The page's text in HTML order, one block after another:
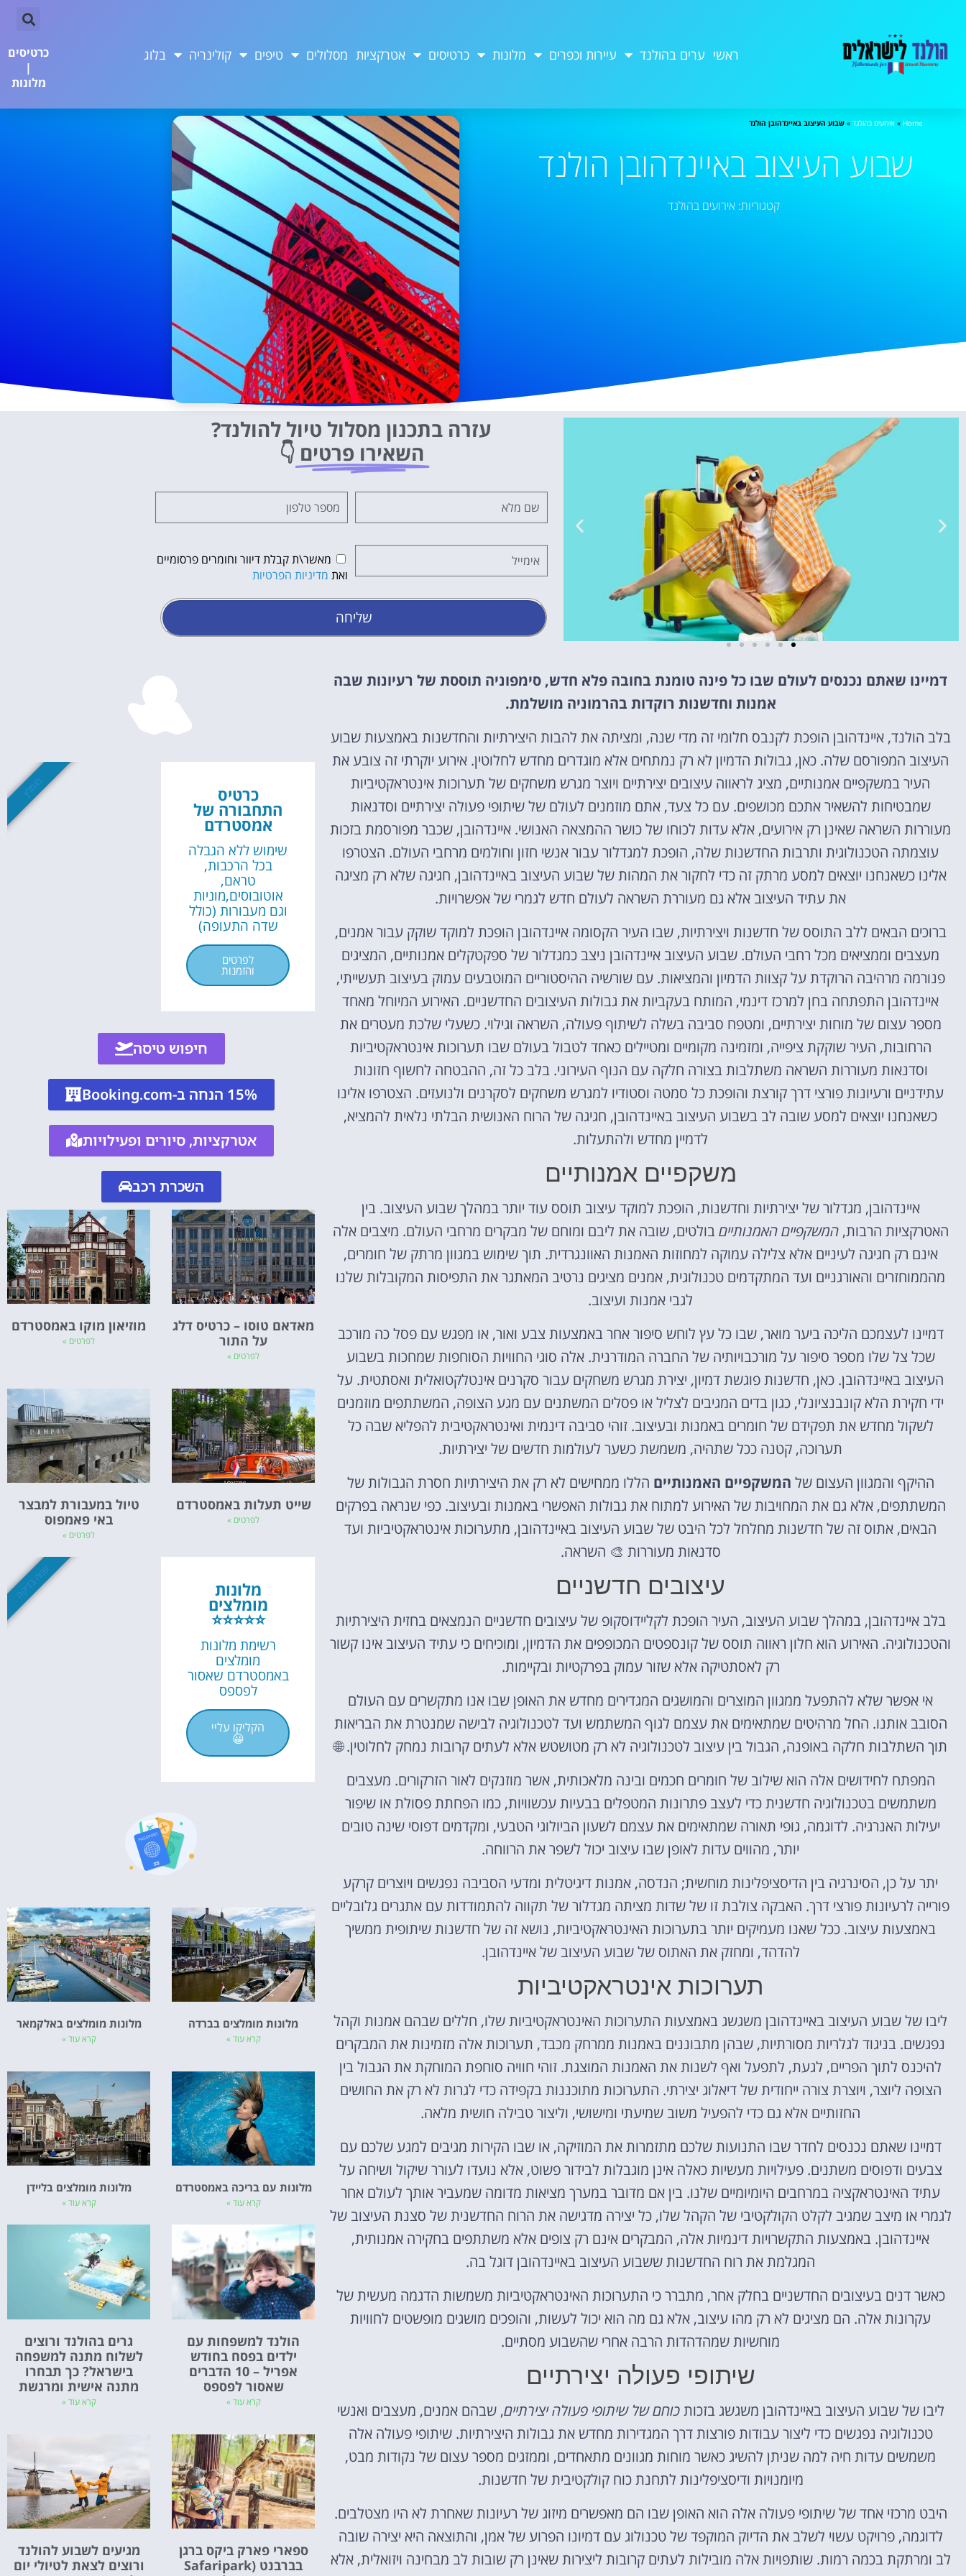
ראשי ערים בהולנד עיירות וכפרים מלונות כרטיסים אטרקציות מסלולים טיפים קולינריה בלוג
כרטיסים
|
מלונות
Home
» אירועים בהולנד » שבוע העיצוב באיינדהובן הולנד
שבוע העיצוב באיינדהובן הולנד
קטגוריות: אירועים בהולנד
מציאת מלון
מומלץ?
לחצו
פה!
וסיורים
הפעילויות השוות ביותר
לחצו פה! לחצו פה!
עזרה בתכנון מסלול טיול להולנד?
השאירו פרטים 👇
מאשר\ת קבלת דיוור וחומרים פרסומיים
ואת מדיניות הפרטיות
שליחה
דמיינו שאתם נכנסים לעולם שבו כל פינה טומנת בחובה פלא חדש, סימפוניה תוססת של רעיונות שבה
אמנות וחדשנות רוקדות בהרמוניה מושלמת.
בלב הולנד, איינדהובן הופכת לקנבס חלומי זה מדי שנה, ומציתה את להבות היצירתיות והחדשנות באמצעות שבוע
העיצוב המפורסם שלה. כאן, גבולות הדמיון לא רק נמתחים אלא מוגדרים מחדש לחלוטין. אירוע יוקרתי זה צובע את
העיר במשקפיים אמנותיים, מציג לראווה עיצובים יצירתיים ויוצר מגרש משחקים של תערוכות אינטראקטיביות
שמבטיחות להשאיר אתכם מכושפים. עם כל צעד, אתם מוזמנים לעולם של שיתופי פעולה יצירתיים וסדנאות
מעוררות השראה שאינן רק אירועים, אלא עדות לכוחו של כושר ההמצאה האנושי. איינדהובן, שכבר מפורסמת בזכות
עוצמתה הטכנולוגית ותרבות החדשנות שלה, הופכת למגדלור עבור אנשי חזון וחולמים מרחבי העולם. הצטרפו
אלינו כשאנחנו יוצאים למסע מרתק זה כדי לחקור את המהות של שבוע העיצוב באיינדהובן, חגיגה שלא רק מציגה
את עתיד העיצוב אלא גם מעוררת השראה לעולם חדש לגמרי של אפשרויות.
ברוכים הבאים ללב התוסס של חדשנות ויצירתיות, שבו העיר הקסומה איינדהובן הופכת למוקד שוקק עבור אמנים,
מעצבים וממציאים מכל רחבי העולם. שבוע העיצוב איינדהובן ניצב כמגדלור של ספקטקלים אמנותיים, המציגים
פנורמה מרהיבה הרוקדת על קצוות הדמיון והמציאות. עם שורשיה ההיסטוריים המוטבעים עמוק בעיצוב תעשייתי,
איינדהובן התפתחה בחן למרכז דינמי, המותח בעקביות את גבולות העיצובים החדשניים. האירוע המיוחל מאחד
מספר עצום של מוחות יצירתיים, ומטפח סביבה בשלה לשיתוף פעולה, השראה וגילוי. כשעלי שלכת מעטרים את
הרחובות, העיר שוקקת ציפייה, ומזמינה מקומיים ומטיילים כאחד לטבול בעולם שבו תערוכות אינטראקטיביות
וסדנאות מעוררות השראה משתלבות בצורה חלקה עם הנוף העירוני. בלב כל זה, ההבטחה לחשוף חזונות
עתידניים ורעיונות פורצי דרך קורצת והופכת כל סמטה וסטודיו למגרש משחקים לסקרנים ולנועזים. הצטרפו אלינו
כשאנחנו יוצאים למסע שובה לב בשבוע העיצוב באיינדהובן, חגיגה של הרוח האנושית הבלתי נלאית להמציא,
לדמיין מחדש ולהתעלות.
משקפיים אמנותיים
איינדהובן, מגדלור של יצירתיות וחדשנות, הופכת למוקד עיצוב תוסס עוד יותר במהלך שבוע העיצוב. בין
האטרקציות הרבות,המשקפיים האמנותייםבולטים, שובה את ליבם ומוחם של מבקרים מרחבי העולם. מיצבים אלה
אינם רק חגיגה לעיניים אלא צלילה עמוקה למחוזות האמנות האוונגרדית. תוך שימוש במגוון מרתק של חומרים,
מהממוחזרים והאורגניים ועד המתקדמים טכנולוגית, אמנים מציגים נרטיב המאתגר את התפיסות המקובלות שלנו
לגבי אמנות ועיצוב.
דמיינו לעצמכם הליכה ביער מואר, שבו כל עץ לוחש סיפור אחר באמצעות צבע ואור, או מפגש עם פסל כה מורכב
שכל צל שלו מספר סיפור על מורכבויותיה של החברה המודרנית. אלה סוגי החוויות הסוחפות שמחכות בשבוע
העיצוב באיינדהובן. כאן, חדשנות פוגשת דמיון, יצירת מגרש משחקים עבור סקרנים אינטלקטואלית ואסתטית. על
ידי חקירת הלא קונבנציונלי, כגון בדים המגיבים לצליל או פסלים המשתנים עם מגע הצופה, המשתתפים מוזמנים
לשקול מחדש את תפקידם של חומרים באמנות ובעיצוב. זוהי סביבה דינמית ואינטראקטיבית להפליא שבה כל
תערוכה, קטנה ככל שתהיה, משמשת כשער לעולמות חדשים של יצירתיות.
ההיקף והמגוון העצום של המשקפיים האמנותיים הללו ממחישים לא רק את היצירתיות חסרת הגבולות של
המשתתפים, אלא גם את המחויבות של האירוע למתוח את גבולות האפשרי באמנות ובעיצוב. כפי שנראה בפרקים
הבאים, אתוס זה של חדשנות מחלחל לכל היבט של שבוע העיצוב באיינדהובן, מתערוכות אינטראקטיביות ועד
סדנאות מעוררות 🎨 השראה.
עיצובים חדשניים
בלב איינדהובן, במהלך שבוע העיצוב, העיר הופכת לקליידוסקופ של עיצובים חדשניים הנמצאים בחזית היצירתיות
והטכנולוגיה. האירוע הוא חלון ראווה תוסס של קונספטים המכופפים את הדמיון, ומוכיחים כי עתיד העיצוב אינו קשור
רק לאסתטיקה אלא שזור עמוק בפרקטיות ובקיימות.
אי אפשר שלא להתפעל ממגוון המוצרים והמושגים המגדירים מחדש את האופן שבו אנו מתקשרים עם העולם
הסובב אותנו. החל מרהיטים שמתאימים את עצמם לגוף המשתמש ועד לטכנולוגיה לבישה שמנטרת את הבריאות
תוך השתלבות חלקה באופנה, הגבול בין עיצוב לטכנולוגיה לא רק מטושטש אלא לעתים קרובות נמחק לחלוטין. 🌐
המפתח לחידושים אלה הוא שילוב של חומרים חכמים ובינה מלאכותית, אשר מוזנקים לאור הזרקורים. מעצבים
משתמשים בטכנולוגיה חדשנית כדי לעצב פתרונות המטפלים בבעיות עכשוויות, כמו הפחתת פסולת או שיפור
יעילות האנרגיה. לדוגמה, גופי תאורה שמתאימים את עצמם לשעון הביולוגי הטבעי, ומקדמים דפוסי שינה טובים
יותר, מהווים עדות לאופן שבו עיצוב יכול לשפר את הרווחה.
יתר על כן, הסינרגיה בין הדיסציפלינות מוחשית; הנדסה, אמנות דיגיטלית ומדעי הסביבה נפגשים ויוצרים קרקע
פורייה לרעיונות פורצי דרך. האבקה צולבת זו של שדות מציתה מגדלור של תקווה להתמודדות עם אתגרים גלובליים
באמצעות עיצוב. ככל שאנו מעמיקים יותר בתערוכות האינטראקטיביות, נושא זה של חדשנות שיתופית ממשיך
להדהד, ומחזק את האתוס של שבוע העיצוב של איינדהובן.
תערוכות אינטראקטיביות
ליבו של שבוע העיצוב באיינדהובן משגשג באמצעות התערוכות האינטראקטיביות שלו, חללים שבהם אמנות וקהל
נפגשים. בניגוד לגלריות מסורתיות, שבהן מתבוננים באמנות ממרחק מכבד, תערוכות אלה מזמינות את המבקרים
להיכנס לתוך הפריים, לגעת, לתפעל ואף לשנות את האמנות המוצגת. זוהי חוויה סוחפת המוחקת את הגבול בין
הצופה ליוצר, ויוצרת צורה ייחודית של דיאלוג יצירתי. התערוכות מתוכננות בקפידה כדי לגרות לא רק את החושים
החזותיים אלא גם כדי להפעיל משוב שמיעתי ומישושי, וליצור טבילה חושית מלאה.
דמיינו שאתם נכנסים לחדר שבו התנועות שלכם מתזמרות את המוזיקה, או שבו הקירות מגיבים למגע שלכם עם
צבעים ודפוסים משתנים. פעילויות מעשיות כאלה אינן מוגבלות לבידור פשוט, אלא נועדו לעורר שיקול ושיחה על
עתיד האינטראקציה במרחבים היומיומיים שלנו. בין אם מדובר במערך מציאות מדומה שמעביר אותך לעולם אחר
לגמרי או מיצב שמגיב לקלט הקולקטיבי של הקהל שלו, כל יצירה מדגישה את הרוח החדשנית של סצנת העיצוב של
איינדהובן. באמצעות התקשרויות דינמיות אלה, המבקרים אינם רק צופים אלא משתתפים בחקירה אמנותית,
המגלמת את רוח החדשנות ששבוע העיצוב באיינדהובן דוגל בה.
כאשר דנים בעיצובים החדשניים בחלק אחר, מתברר כי התערוכות האינטראקטיביות משמשות הדגמה מעשית של
עקרונות אלה. הם מציגים לא רק מהו עיצוב, אלא גם מה הוא יכול לעשות, והופכים מושגים מופשטים לחוויות
מוחשיות שמהדהדות הרבה אחרי שהשבוע מסתיים.
שיתופי פעולה יצירתיים
ליבו של שבוע העיצוב באיינדהובן משגשג בזכותכוחם של שיתופי פעולה יצירתיים, שבהם אמנים, מעצבים ואנשי
טכנולוגיה נפגשים כדי ליצור עבודות פורצות דרך המגדירות מחדש את גבולות היצירתיות. שיתופי פעולה אלה
משמשים עדות חיה למה שניתן להשיג כאשר מוחות מגוונים מתאחדים, וממזגים מספר עצום של נקודות מבט,
מיומנויות ודיסציפלינות לתחנת כוח קולקטיבית של חדשנות.
היבט מרכזי אחד של שיתופי פעולה אלה הוא האופן שבו הם מאפשרים מיזוג של רעיונות שאחרת לא היו מצטלבים.
לדוגמה, פרויקט עשוי לשלב את הדיוק המוקפד של טכנולוג עם דמיונו הפרוע של אמן, והתוצאה היא יצירה שובה
לב ומרתקת בכמה רמות. שותפויות אלה מובילות לעתים קרובות ליצירות שאינן רק שובות לב מבחינה ויזואלית, אלא
כרטיס
התחבורה של
אמסטרדם
שימוש ללא הגבלה
בכל הרכבות,
טראם,
אוטובוסים,מוניות
וגם מעבורות (כולל
שדה התעופה)
לפרטים
והזמנות
מומלץ
חיפוש טיסה
15% הנחה ב-Booking.com
אטרקציות, סיורים ופעילויות
השכרת רכב
מאדאם טוסו – כרטיס דלג
על התור
לפרטים »
מוזיאון מוקו באמסטרדם
לפרטים »
שייט תעלות באמסטרדם
לפרטים »
טיול במעבורת למבצר
באי פאמפוס
לפרטים »
מלונות
מומלצים
⭐⭐⭐⭐⭐
רשימת מלונות
מומלצים
באמסטרדם שאסור
לפספס
הקליקו עליי
😀
שווה בדיקה
מלונות מומלצים בברדה
קרא עוד »
מלונות מומלצים באלקמאר
קרא עוד »
מלונות עם בריכה באמסטרדם
קרא עוד »
מלונות מומלצים בליידן
קרא עוד »
הולנד למשפחות עם
ילדים בפסח בחודש
אפריל – 10 הדברים
שאסור לפספס
קרא עוד »
גרים בהולנד ורוצים
לשלוח מתנה למשפחה
בישראל? כך תבחרו
מתנה אישית ומרגשת
קרא עוד »
ספארי פארק ביקס ברגן
בברבנט (Safaripark
מגיעים לשבוע להולנד
ורוצים לצאת לטיולי יום